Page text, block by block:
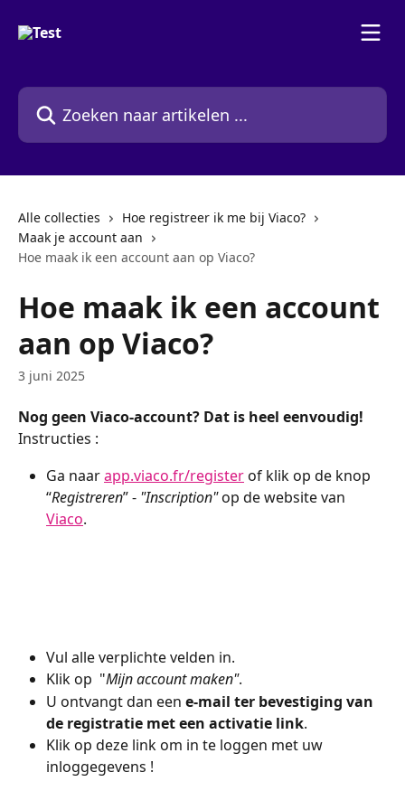
Zoeken naar artikelen ...
Alle collecties
Hoe registreer ik me bij Viaco?
Maak je account aan
Hoe maak ik een account aan op Viaco?
Hoe maak ik een account
aan op Viaco?
3 juni 2025
Nog geen Viaco-account? Dat is heel eenvoudig!
Instructies :
Ga naar app.viaco.fr/register of klik op de knop
“Registreren” - "Inscription" op de website van
Viaco.
Vul alle verplichte velden in.
Klik op  "Mijn account maken".
U ontvangt dan een e-mail ter bevestiging van
de registratie met een activatie link.
Klik op deze link om in te loggen met uw
inloggegevens !